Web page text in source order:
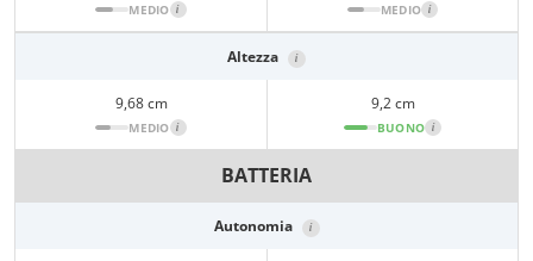
MEDIO i MEDIO i
Altezza i
9,68 cm
MEDIO i
9,2 cm
BUONO i
BATTERIA
Autonomia i